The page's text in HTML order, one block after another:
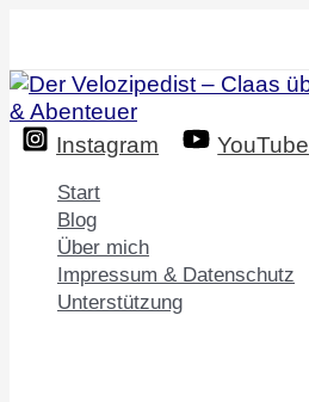
springen
Instagram YouTube
Start
Blog
Über mich
Impressum & Datenschutz
Unterstützung